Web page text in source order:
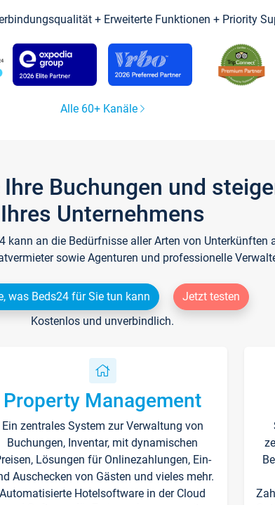
+ Erweiterte Funktionen + Priority
Alle 60+ Kanäle
Buchungen und
Ihres Unternehmens
an die Bedürfnisse aller Arten von Unterkünften
sowie Agenturen und professionelle
was Beds24 für Sie tun kann
Jetzt testen
Kostenlos und unverbindlich.
Property Management
Ein zentrales System zur Verwaltung von
Buchungen, Inventar, mit dynamischen
Lösungen für Onlinezahlungen, Ein-
Auschecken von Gästen und vieles mehr.
Automatisierte Hotelsoftware in der Cloud